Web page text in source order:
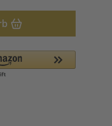
die Schaltflächen